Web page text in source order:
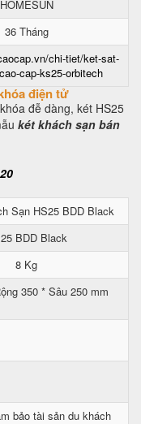
HOMESUN
36 Tháng
chi-tiet/ket-sat-
cap-ks25-orbitech
điện tử
đễ dàng, két HS25
két khách sạn bán
Sạn HS25 BDD Black
BDD Black
8 Kg
350 * Sâu 250 mm
bảo tài sản du khách